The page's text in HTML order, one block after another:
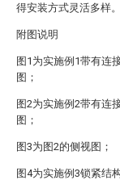
得安装方式灵活多样。
附图说明
图1为实施例1带有连
图；
图2为实施例2带有连
图；
图3为图2的侧视图；
图4为实施例3锁紧结